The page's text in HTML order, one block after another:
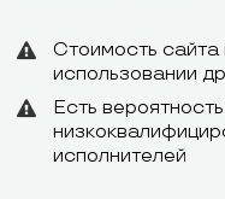
Стоимость
использовании
Есть
исполнителей